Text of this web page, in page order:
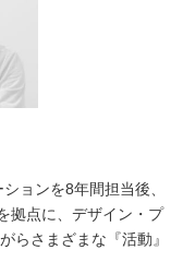
ョンを8年間担当後、
拠点に、デザイン・プ
らさまざまな『活動』